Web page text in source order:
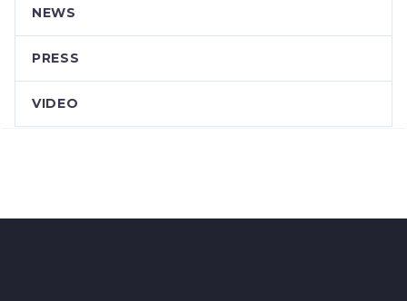
NEWS
PRESS
VIDEO